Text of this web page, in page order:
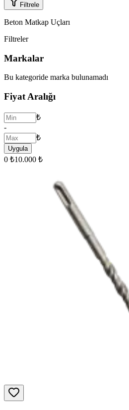
Filtrele
Beton Matkap Uçları
Filtreler
Markalar
Bu kategoride marka bulunamadı
Fiyat Aralığı
₺
-
₺
Uygula
0 ₺10.000 ₺